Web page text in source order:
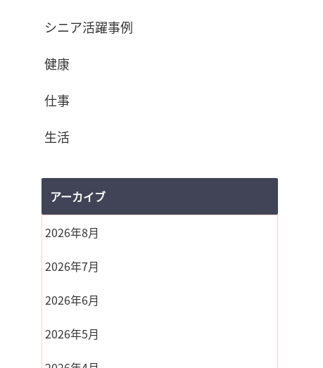
シニア活躍事例
健康
仕事
生活
アーカイブ
2026年8月
2026年7月
2026年6月
2026年5月